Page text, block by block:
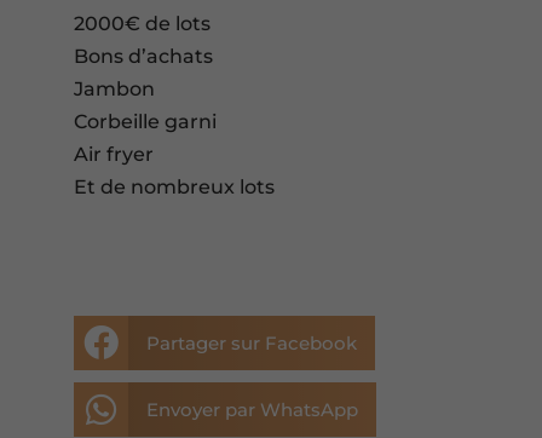
2000€ de lots
Bons d’achats
Jambon
Corbeille garni
Air fryer
Et de nombreux lots
 Partager sur Facebook
 Envoyer par WhatsApp